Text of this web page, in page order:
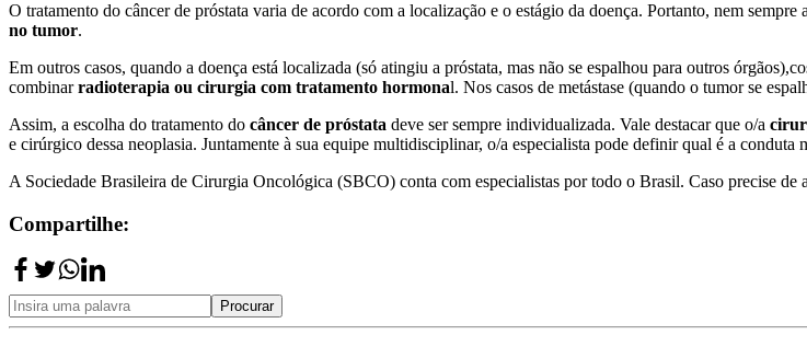
O tratamento do câncer de próstata varia de acordo com a localização e o estágio da doença. Portanto, nem sempre a
no tumor.
Em outros casos, quando a doença está localizada (só atingiu a próstata, mas não se espalhou para outros
combinarradioterapia ou cirurgia com tratamento hormonal. Nos casos de metástase (quando o tumor se
Assim, a escolha do tratamento do câncer de próstata deve ser sempre individualizada. Vale destacar que o/a
e cirúrgico dessa neoplasia. Juntamente à sua equipe multidisciplinar, o/a especialista pode definir qual é a conduta
A Sociedade Brasileira de Cirurgia Oncológica (SBCO) conta com especialistas por todo o Brasil. Caso precise de
Compartilhe:
Procurar